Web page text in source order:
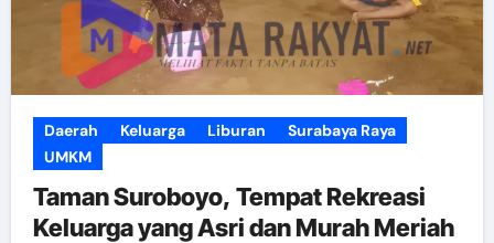
Daerah Keluarga Liburan
Surabaya Raya
UMKM
Taman Suroboyo, Tempat Rekreasi
Keluarga yang Asri dan Murah Meriah